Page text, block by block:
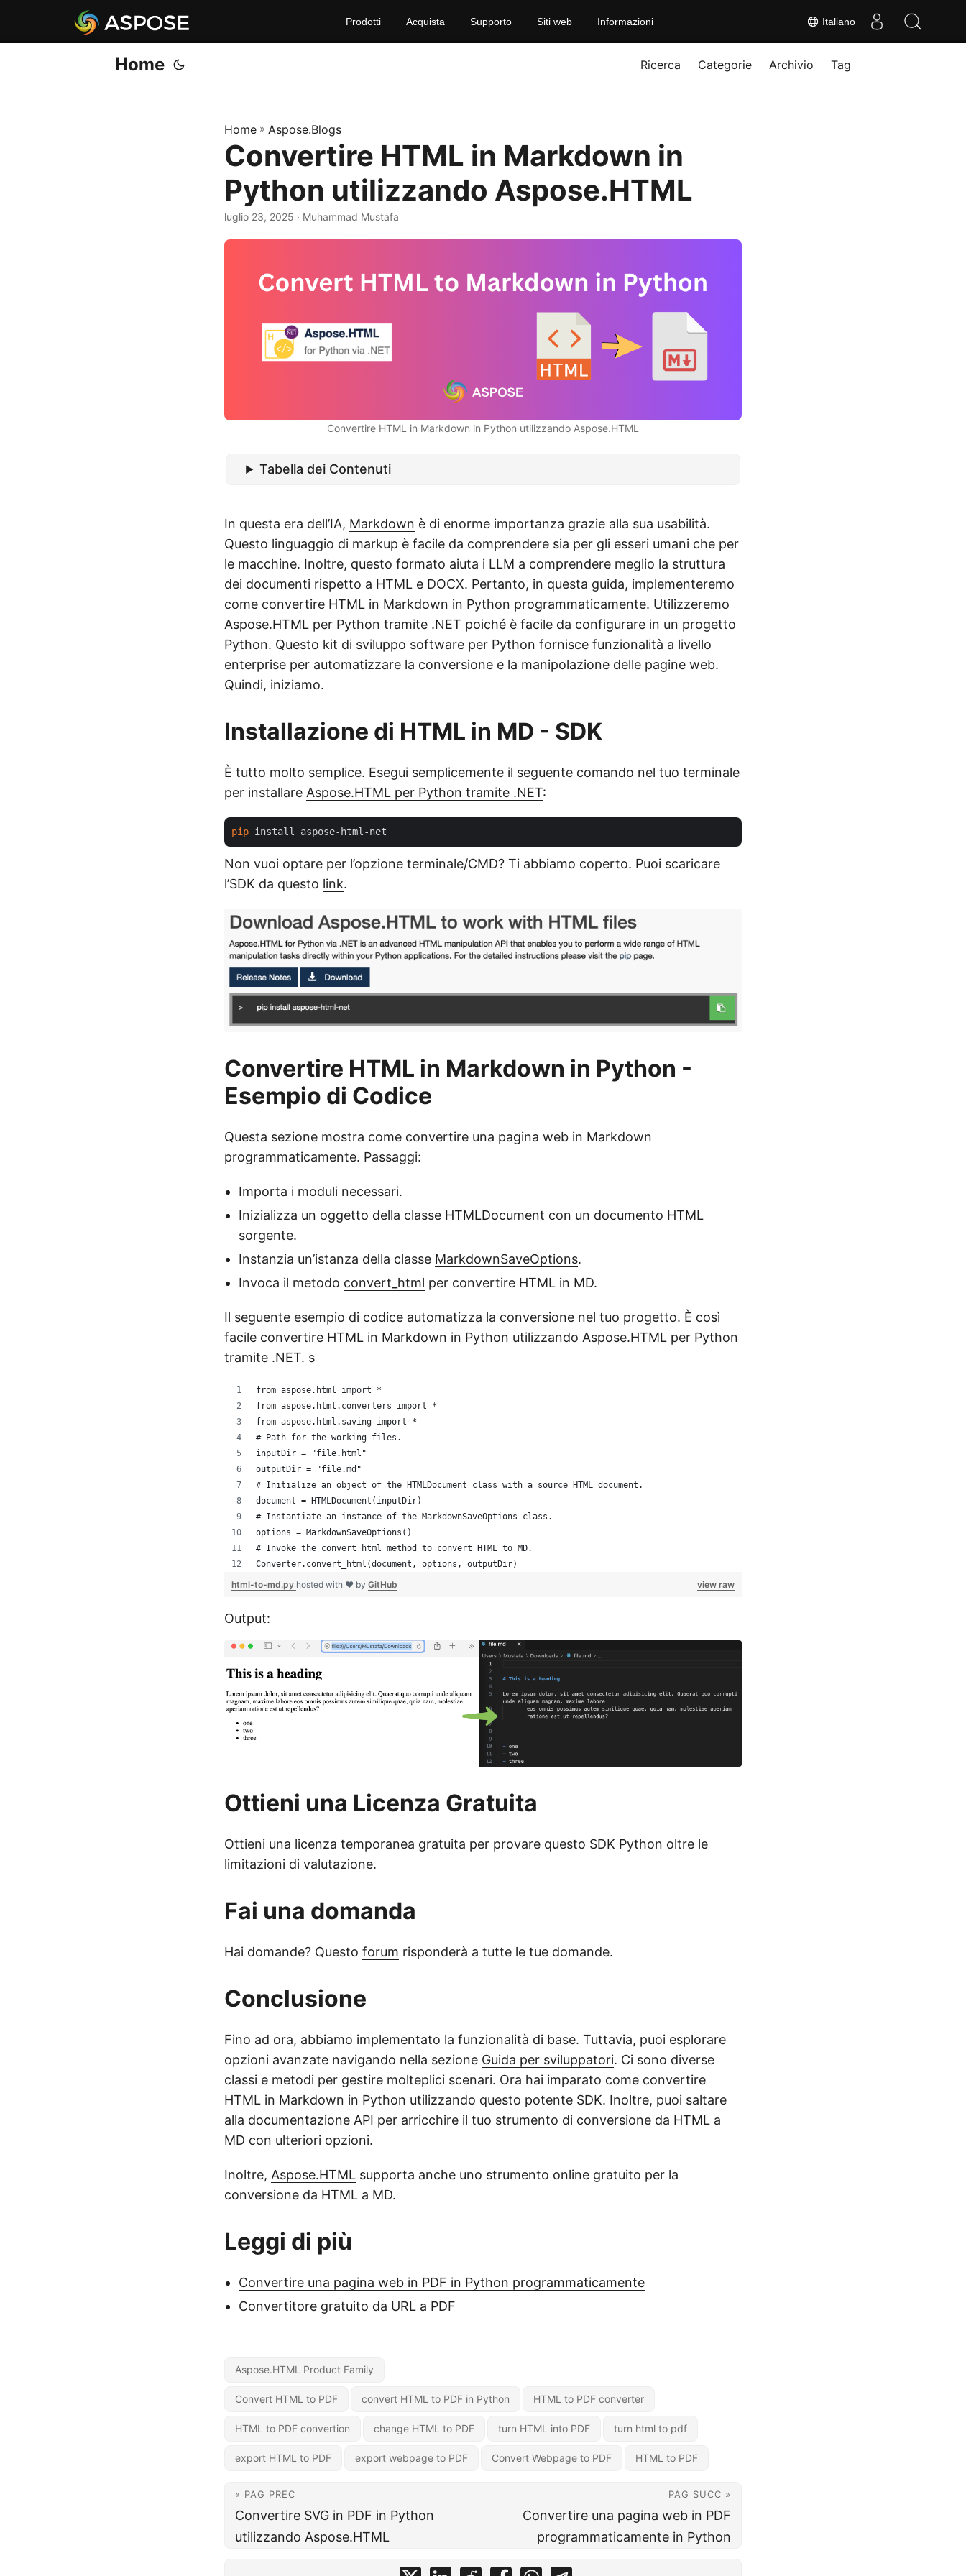
Italiano
Prodotti Acquista Supporto Siti web Informazioni
Home Ricerca Categorie Archivio Tag
Home » Aspose.Blogs
Convertire HTML in Markdown in
Python utilizzando Aspose.HTML
luglio 23, 2025 · Muhammad Mustafa
Convertire HTML in Markdown in Python utilizzando Aspose.HTML
Tabella dei Contenuti
In questa era dell’IA, Markdown è di enorme importanza grazie alla sua usabilità.
Questo linguaggio di markup è facile da comprendere sia per gli esseri umani che per
le macchine. Inoltre, questo formato aiuta i LLM a comprendere meglio la struttura
dei documenti rispetto a HTML e DOCX. Pertanto, in questa guida, implementeremo
come convertire HTML in Markdown in Python programmaticamente. Utilizzeremo
Aspose.HTML per Python tramite .NET poiché è facile da configurare in un progetto
Python. Questo kit di sviluppo software per Python fornisce funzionalità a livello
enterprise per automatizzare la conversione e la manipolazione delle pagine web.
Quindi, iniziamo.
Installazione di HTML in MD - SDK
È tutto molto semplice. Esegui semplicemente il seguente comando nel tuo terminale
per installare Aspose.HTML per Python tramite .NET:
pip
Non vuoi optare per l’opzione terminale/CMD? Ti abbiamo coperto. Puoi scaricare
l’SDK da questo link.
Convertire HTML in Markdown in Python -
Esempio di Codice
Questa sezione mostra come convertire una pagina web in Markdown
programmaticamente. Passaggi:
Importa i moduli necessari.
Inizializza un oggetto della classe HTMLDocument con un documento HTML
sorgente.
Instanzia un’istanza della classe MarkdownSaveOptions.
Invoca il metodo convert_html per convertire HTML in MD.
Il seguente esempio di codice automatizza la conversione nel tuo progetto. È così
facile convertire HTML in Markdown in Python utilizzando Aspose.HTML per Python
tramite .NET. s
from aspose.html import *
from aspose.html.converters import *
from aspose.html.saving import *
# Path for the working files.
inputDir = "file.html"
outputDir = "file.md"
# Initialize an object of the HTMLDocument class with a source HTML document.
document = HTMLDocument(inputDir)
# Instantiate an instance of the MarkdownSaveOptions class.
options = MarkdownSaveOptions()
# Invoke the convert_html method to convert HTML to MD.
Converter.convert_html(document, options, outputDir)
view raw
html-to-md.py hosted with ❤ by GitHub
Output:
Ottieni una Licenza Gratuita
Ottieni una licenza temporanea gratuita per provare questo SDK Python oltre le
limitazioni di valutazione.
Fai una domanda
Hai domande? Questo forum risponderà a tutte le tue domande.
Conclusione
Fino ad ora, abbiamo implementato la funzionalità di base. Tuttavia, puoi esplorare
opzioni avanzate navigando nella sezione Guida per sviluppatori. Ci sono diverse
classi e metodi per gestire molteplici scenari. Ora hai imparato come convertire
HTML in Markdown in Python utilizzando questo potente SDK. Inoltre, puoi saltare
alla documentazione API per arricchire il tuo strumento di conversione da HTML a
MD con ulteriori opzioni.
Inoltre, Aspose.HTML supporta anche uno strumento online gratuito per la
conversione da HTML a MD.
Leggi di più
Convertire una pagina web in PDF in Python programmaticamente
Convertitore gratuito da URL a PDF
Aspose.HTML Product Family
Convert HTML to PDF convert HTML to PDF in Python HTML to PDF converter
HTML to PDF convertion change HTML to PDF turn HTML into PDF turn html to pdf
export HTML to PDF export webpage to PDF Convert Webpage to PDF HTML to PDF
« PAG PREC
Convertire SVG in PDF in Python
utilizzando Aspose.HTML
PAG SUCC »
Convertire una pagina web in PDF
programmaticamente in Python